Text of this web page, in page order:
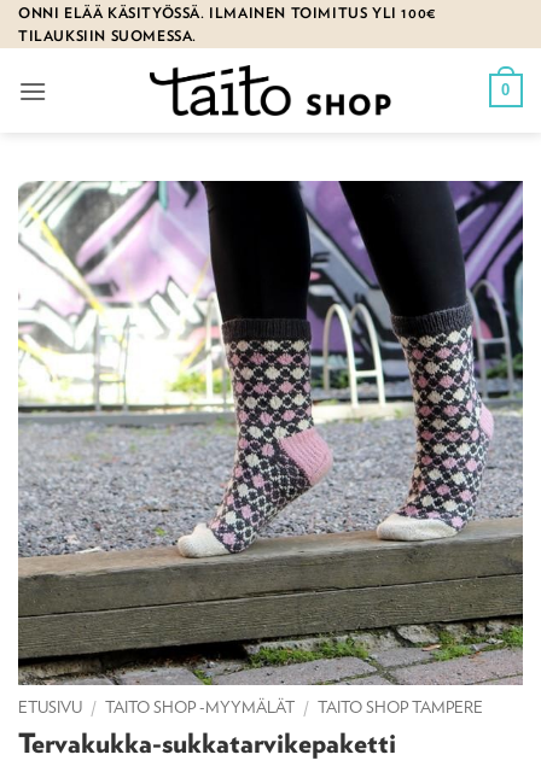
Skip
to
ONNI ELÄÄ KÄSITYÖSSÄ. ILMAINEN TOIMITUS YLI 100€
TILAUKSIIN SUOMESSA.
0
ETUSIVU / TAITO SHOP -MYYMÄLÄT / TAITO SHOP TAMPERE
Tervakukka-sukkatarvikepaketti